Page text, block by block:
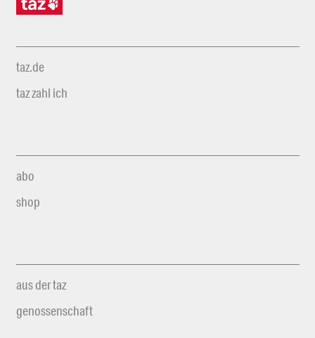
taz.de
taz zahl ich
abo
shop
aus der taz
genossenschaft